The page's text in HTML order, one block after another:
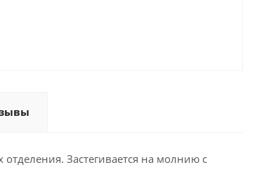
Застегивается на молнию с